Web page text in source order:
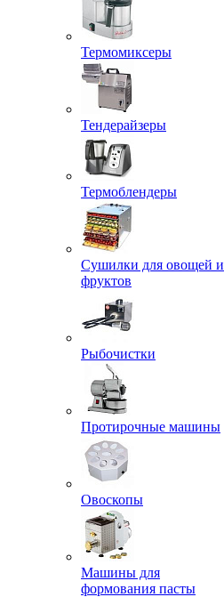
Термомиксеры
Тендерайзеры
Термоблендеры
Сушилки для овощей и
фруктов
Рыбочистки
Протирочные машины
Овоскопы
Машины для
формования пасты